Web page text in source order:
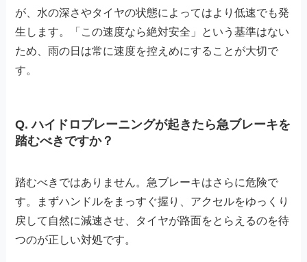
が、水の深さやタイヤの状態によってはより低速でも発
生します。「この速度なら絶対安全」という基準はない
ため、雨の日は常に速度を控えめにすることが大切で
す。
Q. ハイドロプレーニングが起きたら急ブレーキを
踏むべきですか？
踏むべきではありません。急ブレーキはさらに危険で
す。まずハンドルをまっすぐ握り、アクセルをゆっくり
戻して自然に減速させ、タイヤが路面をとらえるのを待
つのが正しい対処です。